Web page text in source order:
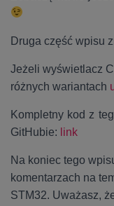
Druga część wpisu
Jeżeli wyświetlacz
różnych wariantach
Kompletny kod z
GitHubie: link
Na koniec tego
komentarzach na
STM32. Uważasz,